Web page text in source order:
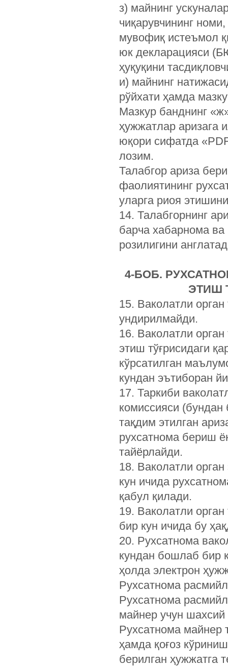
з) майнинг
чиқарувчининг
мувофиқ истеъмол
юк декларацияси
ҳуқуқини
и) майнинг
рўйхати ҳамда
Мазкур банднинг
ҳужжатлар аризага
юқори сифатда
лозим.
Талабгор ариза
фаолиятининг
уларга риоя
14. Талабгорнинг
барча хабарнома
розилигини
4-БОБ.
ЭТИШ
15. Ваколатли
ундирилмайди.
16. Ваколатли
этиш тўғрисидаги
кўрсатилган
кундан эътиборан
17. Таркиби
комиссияси
тақдим этилган
рухсатнома бериш
тайёрлайди.
18. Ваколатли
кун ичида
қабул қилади.
19. Ваколатли
бир кун ичида бу
20. Рухсатнома
кундан бошлаб бир
ҳолда электрон
Рухсатнома
Рухсатнома
майнер учун шахсий
Рухсатнома майнер
ҳамда қоғоз
берилган ҳужжатга